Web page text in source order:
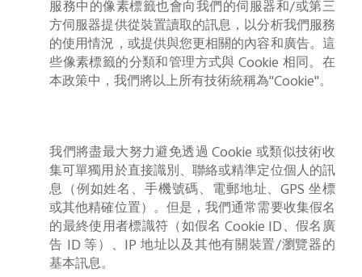
服務中的像素標籤也會向我們的伺服器和/或第三
方伺服器提供從裝置讀取的訊息，以分析我們服務
的使用情況，或提供與您更相關的內容和廣告。這
些像素標籤的分類和管理方式與Cookie 相同。在
本政策中，我們將以上所有技術統稱為"Cookie"。
我們將盡最大努力避免透過Cookie 或類似技術收
集可單獨用於直接識別、聯絡或精準定位個人的訊
息（例如姓名、手機號碼、電郵地址、GPS坐標
或其他精確位置）。但是，我們通常需要收集假名
的最終使用者標識符（如假名 Cookie ID、假名廣
告 ID 等）、 IP地址以及其他有關裝置/瀏覽器的
基本訊息。